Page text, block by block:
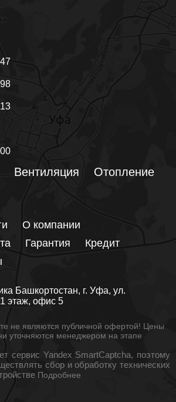
Вентиляция
Отопление
О компании
Гарантия
Кредит
Башкортостан, г. Уфа, ул.
этаж, офис 5
не являются публичной офертой! Цены
уточняются менеджером на этапе
сервис Yandex SmartCaptcha, поэтому
сбор и обработку технических
Подробнее